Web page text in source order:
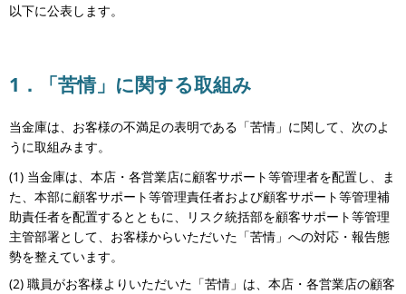
以下に公表します。
1．「苦情」に関する取組み
当金庫は、お客様の不満足の表明である「苦情」に関して、次のよ
うに取組みます。
(1) 当金庫は、本店・各営業店に顧客サポート等管理者を配置し、ま
た、本部に顧客サポート等管理責任者および顧客サポート等管理補
助責任者を配置するとともに、リスク統括部を顧客サポート等管理
主管部署として、お客様からいただいた「苦情」への対応・報告態
勢を整えています。
(2) 職員がお客様よりいただいた「苦情」は、本店・各営業店の顧客